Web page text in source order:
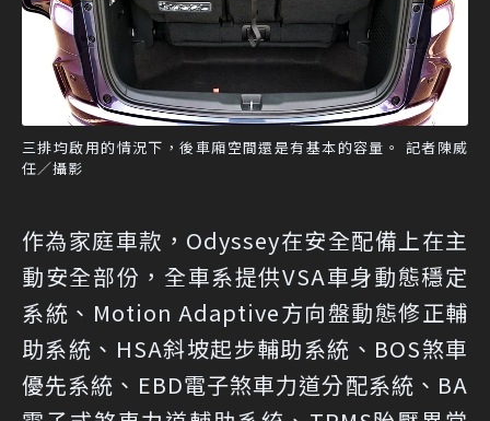
三排均啟用的情況下，後車廂空間還是有基本的容量。 記者陳威
任／攝影
作為家庭車款，Odyssey在安全配備上在主
動安全部份，全車系提供VSA車身動態穩定
系統、Motion Adaptive方向盤動態修正輔
助系統、HSA斜坡起步輔助系統、BOS煞車
優先系統、EBD電子煞車力道分配系統、BA